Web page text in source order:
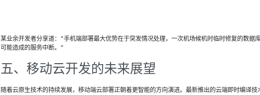
某业余开发者分享道："手机端部署最大优势在于突发情况处理，一次机场候机时临时修复的数据
可能造成的服务中断。"
五、移动云开发的未来展望
随着云原生技术的持续发展，移动端云部署正朝着更智能的方向演进。最新推出的云端即时编译